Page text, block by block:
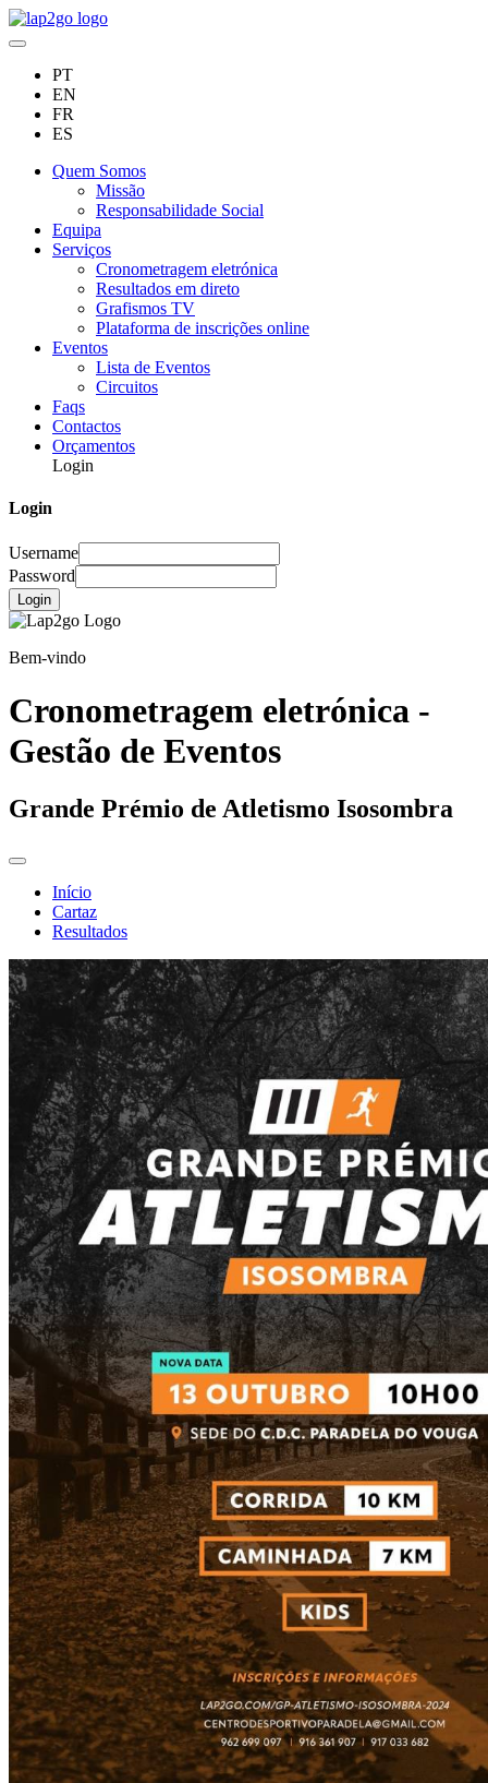
PT
EN
FR
ES
Quem Somos
Missão
Responsabilidade Social
Equipa
Serviços
Cronometragem eletrónica
Resultados em direto
Grafismos TV
Plataforma de inscrições online
Eventos
Lista de Eventos
Circuitos
Faqs
Contactos
Orçamentos
Login
Login
Username
Password
Login
Bem-vindo
Cronometragem eletrónica -
Gestão de Eventos
Grande Prémio de Atletismo Isosombra
Início
Cartaz
Resultados